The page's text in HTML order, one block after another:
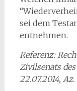
sei dem
entnehmen.
Referenz:
Zivilsenats
22.07.2014, Az.